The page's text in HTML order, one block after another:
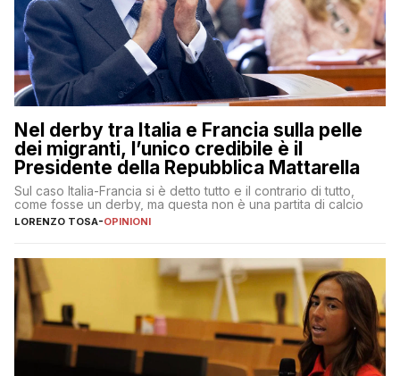
Nel derby tra Italia e Francia sulla pelle
dei migranti, l’unico credibile è il
Presidente della Repubblica Mattarella
Sul caso Italia-Francia si è detto tutto e il contrario di tutto,
come fosse un derby, ma questa non è una partita di calcio
LORENZO TOSA-OPINIONI